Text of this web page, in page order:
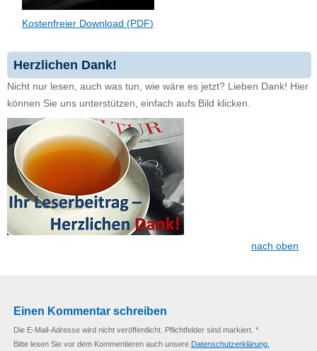
Kostenfreier Download (PDF)
Herzlichen Dank!
Nicht nur lesen, auch was tun, wie wäre es jetzt? Lieben Dank! Hier
können Sie uns unterstützen, einfach aufs Bild klicken.
nach oben
Einen Kommentar schreiben
Die E-Mail-Adresse wird nicht veröffentlicht. Pflichtfelder sind markiert. *
Bitte lesen Sie vor dem Kommentieren auch unsere Datenschutzerklärung.